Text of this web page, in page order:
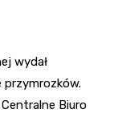
wydał
Biuro